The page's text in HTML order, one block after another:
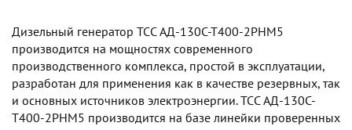
Дизельный генератор TCC АД-130С-Т400-2РНМ5
производится на мощностях современного
производственного комплекса, простой в эксплуатации,
разработан для применения как в качестве резервных, так
и основных источников электроэнергии. TCC АД-130С-
Т400-2РНМ5 производится на базе линейки проверенных